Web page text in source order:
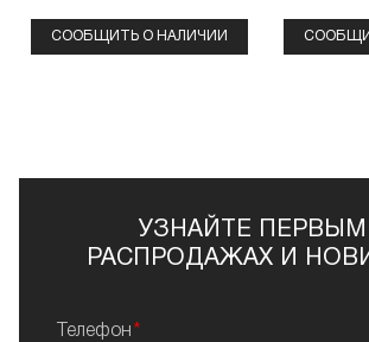
СООБЩИТЬ О НАЛИЧИИ
УЗНАЙТЕ
РАСПРОДАЖАХ И
Телефон